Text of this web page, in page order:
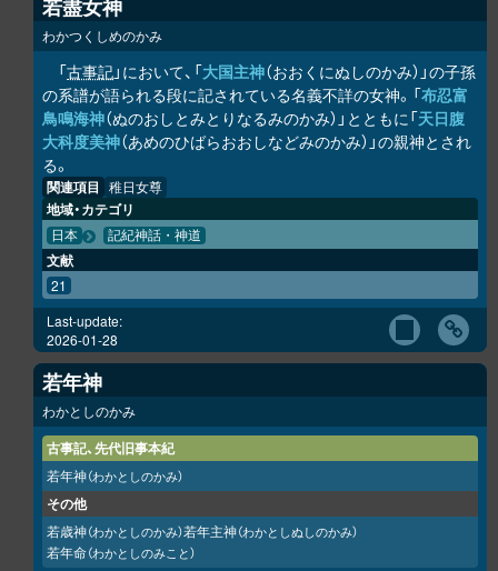
若盡女神
わかつくしめのかみ
「古事記」において、「大国主神（おおくにぬしのかみ）」の子孫
の系譜が語られる段に記されている名義不詳の女神。「布忍富
鳥鳴海神（ぬのおしとみとりなるみのかみ）」とともに「天日腹
大科度美神（あめのひばらおおしなどみのかみ）」の親神とされ
る。
関連項目 稚日女尊
地域・カテゴリ
日本 記紀神話・神道
文献
21
Last-update:
2026-01-28
若年神
わかとしのかみ
古事記、先代旧事本紀
若年神（わかとしのかみ）
その他
若歳神（わかとしのかみ）若年主神（わかとしぬしのかみ）
若年命（わかとしのみこと）